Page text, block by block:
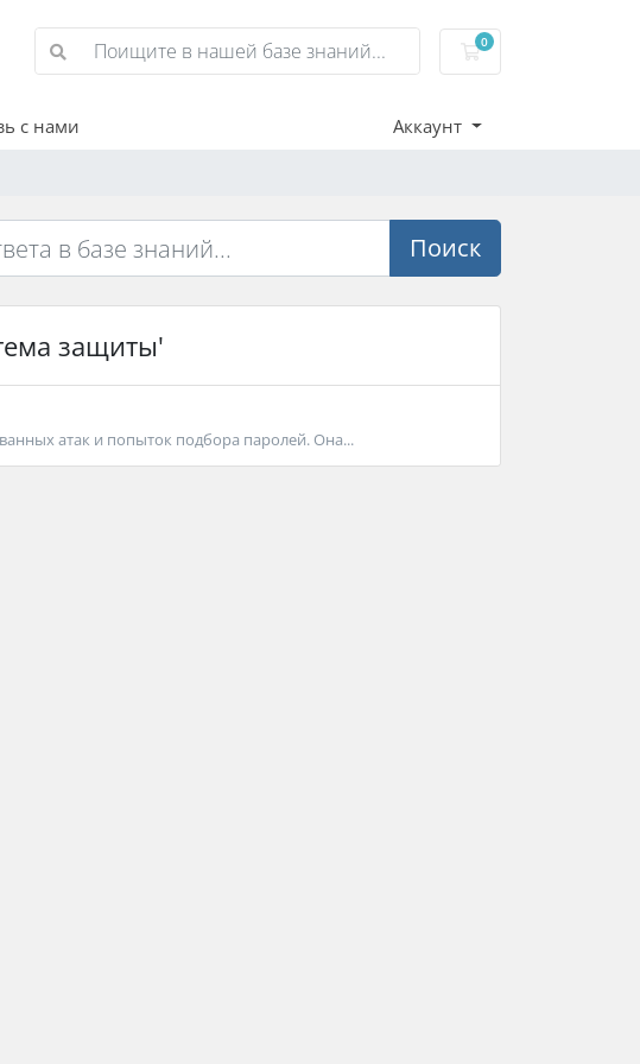
0
Корзина
с нами Аккаунт
Поиск
защиты'
атак и попыток подбора паролей. Она...